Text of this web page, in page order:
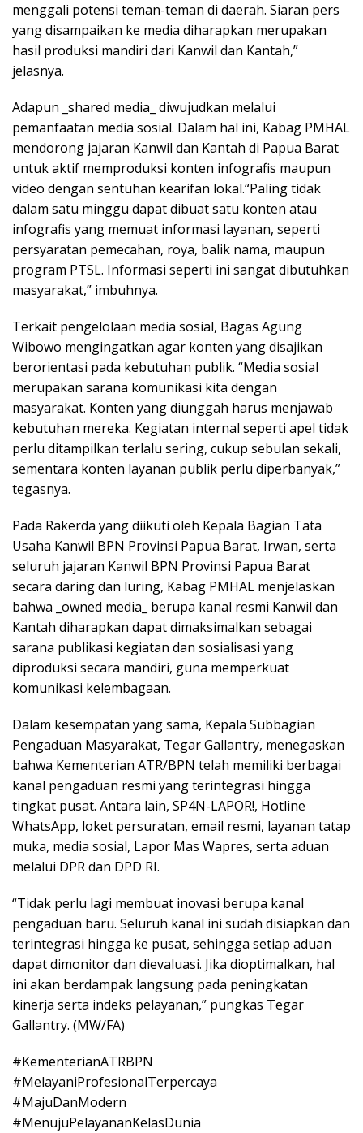
menggali potensi teman-teman di daerah. Siaran pers
yang disampaikan ke media diharapkan merupakan
hasil produksi mandiri dari Kanwil dan Kantah,”
jelasnya.
Adapun _shared media_ diwujudkan melalui
pemanfaatan media sosial. Dalam hal ini, Kabag PMHAL
mendorong jajaran Kanwil dan Kantah di Papua Barat
untuk aktif memproduksi konten infografis maupun
video dengan sentuhan kearifan lokal.“Paling tidak
dalam satu minggu dapat dibuat satu konten atau
infografis yang memuat informasi layanan, seperti
persyaratan pemecahan, roya, balik nama, maupun
program PTSL. Informasi seperti ini sangat dibutuhkan
masyarakat,” imbuhnya.
Terkait pengelolaan media sosial, Bagas Agung
Wibowo mengingatkan agar konten yang disajikan
berorientasi pada kebutuhan publik. “Media sosial
merupakan sarana komunikasi kita dengan
masyarakat. Konten yang diunggah harus menjawab
kebutuhan mereka. Kegiatan internal seperti apel tidak
perlu ditampilkan terlalu sering, cukup sebulan sekali,
sementara konten layanan publik perlu diperbanyak,”
tegasnya.
Pada Rakerda yang diikuti oleh Kepala Bagian Tata
Usaha Kanwil BPN Provinsi Papua Barat, Irwan, serta
seluruh jajaran Kanwil BPN Provinsi Papua Barat
secara daring dan luring, Kabag PMHAL menjelaskan
bahwa _owned media_ berupa kanal resmi Kanwil dan
Kantah diharapkan dapat dimaksimalkan sebagai
sarana publikasi kegiatan dan sosialisasi yang
diproduksi secara mandiri, guna memperkuat
komunikasi kelembagaan.
Dalam kesempatan yang sama, Kepala Subbagian
Pengaduan Masyarakat, Tegar Gallantry, menegaskan
bahwa Kementerian ATR/BPN telah memiliki berbagai
kanal pengaduan resmi yang terintegrasi hingga
tingkat pusat. Antara lain, SP4N-LAPOR!, Hotline
WhatsApp, loket persuratan, email resmi, layanan tatap
muka, media sosial, Lapor Mas Wapres, serta aduan
melalui DPR dan DPD RI.
“Tidak perlu lagi membuat inovasi berupa kanal
pengaduan baru. Seluruh kanal ini sudah disiapkan dan
terintegrasi hingga ke pusat, sehingga setiap aduan
dapat dimonitor dan dievaluasi. Jika dioptimalkan, hal
ini akan berdampak langsung pada peningkatan
kinerja serta indeks pelayanan,” pungkas Tegar
Gallantry. (MW/FA)
#KementerianATRBPN
#MelayaniProfesionalTerpercaya
#MajuDanModern
#MenujuPelayananKelasDunia